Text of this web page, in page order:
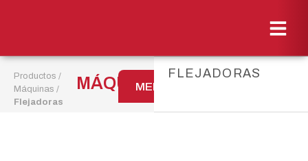
Productos /
Máquinas /
Flejadoras
MÁQUINAS
MENÚ
FLEJADORAS